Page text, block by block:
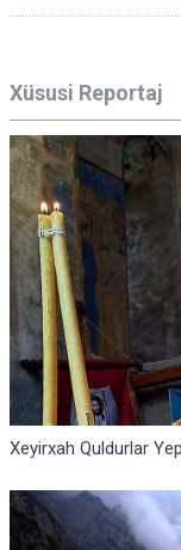
Xüsusi Reportaj
Xeyirxah Quldurlar